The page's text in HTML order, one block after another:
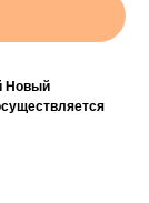
Новый